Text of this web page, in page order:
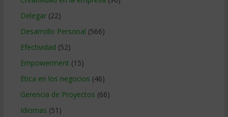
Delegar(22)
Desarrollo Personal (566)
Efectividad (52)
Empowerment (15)
Etica en los negocios (46)
Gerencia de Proyectos (66)
Idiomas (51)